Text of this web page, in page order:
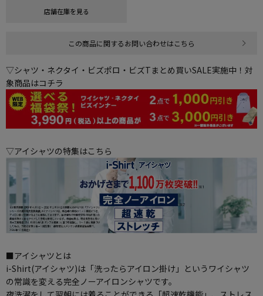
店舗在庫を見る
この商品に関するお問い合わせはこちら
▽シャツ・ネクタイ・ビズポロ・ビズTまとめ買いSALE実施中！対
象商品はコチラ
▽アイシャツの特集はこちら
■アイシャツとは
i-Shirt(アイシャツ)は「洗ったらアイロン掛け」というワイシャツ
の常識を変える完全ノーアイロンシャツです。